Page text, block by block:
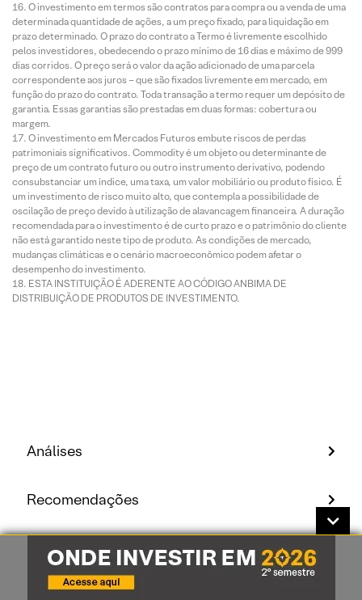
O investimento em termos são contratos para compra ou a venda de uma
determinada quantidade de ações, a um preço fixado, para liquidação em
prazo determinado. O prazo do contrato a Termo é livremente escolhido
pelos investidores, obedecendo o prazo mínimo de 16 dias e máximo de 999
dias corridos. O preço será o valor da ação adicionado de uma parcela
correspondente aos juros – que são fixados livremente em mercado, em
função do prazo do contrato. Toda transação a termo requer um depósito de
garantia. Essas garantias são prestadas em duas formas: cobertura ou
margem.
O investimento em Mercados Futuros embute riscos de perdas
patrimoniais significativos. Commodity é um objeto ou determinante de
preço de um contrato futuro ou outro instrumento derivativo, podendo
consubstanciar um índice, uma taxa, um valor mobiliário ou produto físico. É
um investimento de risco muito alto, que contempla a possibilidade de
oscilação de preço devido à utilização de alavancagem financeira. A duração
recomendada para o investimento é de curto prazo e o patrimônio do cliente
não está garantido neste tipo de produto. As condições de mercado,
mudanças climáticas e o cenário macroeconômico podem afetar o
desempenho do investimento.
ESTA INSTITUIÇÃO É ADERENTE AO CÓDIGO ANBIMA DE
DISTRIBUIÇÃO DE PRODUTOS DE INVESTIMENTO.
Análises
Recomendações
Grupo XP
Analistas